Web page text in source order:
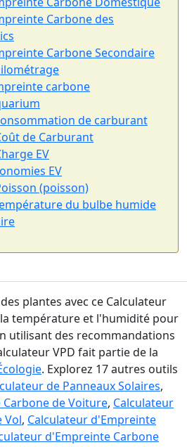
Carbone des
Carbone Secondaire
carbone
de carburant
de Carburant
EV
EV
(poisson)
du bulbe humide
plantes avec ce Calculateur
température et l'humidité pour
utilisant des recommandations
VPD fait partie de la
. Explorez 17 autres outils
de Panneaux Solaires,
de Voiture, Calculateur
Vol, Calculateur d'Empreinte
d'Empreinte Carbone